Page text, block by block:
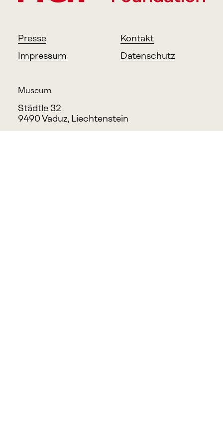
Presse
Kontakt
Impressum
Datenschutz
Museum
Städtle 32
9490 Vaduz, Liechtenstein